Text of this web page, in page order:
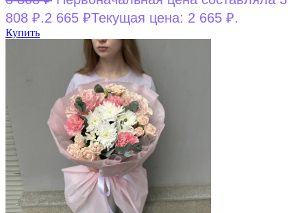
808 ₽.2 665 ₽Текущая цена: 2 665 ₽.
Купить